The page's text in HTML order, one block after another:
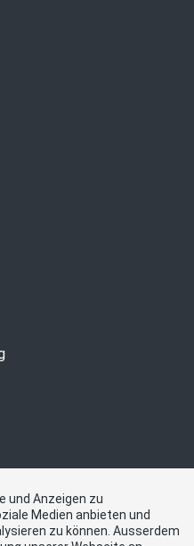
und Anzeigen zu
Medien anbieten und
zu können. Ausserdem